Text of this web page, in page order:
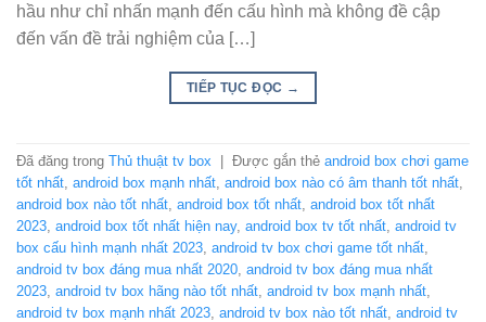
hầu như chỉ nhấn mạnh đến cấu hình mà không đề cập
đến vấn đề trải nghiệm của […]
TIẾP TỤC ĐỌC →
Đã đăng trong Thủ thuật tv box Được gắn thẻ android box chơi game
tốt nhất, android box mạnh nhất, android box nào có âm thanh tốt nhất,
android box nào tốt nhất, android box tốt nhất, android box tốt nhất
2023, android box tốt nhất hiện nay, android box tv tốt nhất, android tv
box cấu hình mạnh nhất 2023, android tv box chơi game tốt nhất,
android tv box đáng mua nhất 2020, android tv box đáng mua nhất
2023, android tv box hãng nào tốt nhất, android tv box mạnh nhất,
android tv box mạnh nhất 2023, android tv box nào tốt nhất, android tv